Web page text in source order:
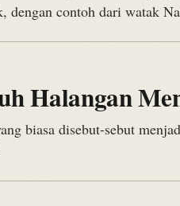
dengan contoh dari watak
Halangan
biasa disebut-sebut